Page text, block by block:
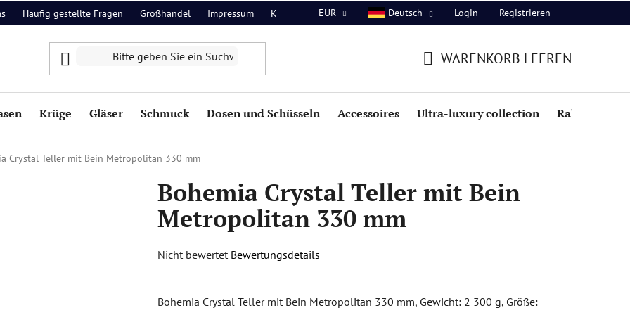
Häufig gestellte Fragen Großhandel Impressum Kontakt EUR Deutsch Login Registrieren
WARENKORB LEEREN
Krüge Gläser Schmuck Dosen und Schüsseln Accessoires Ultra-luxury collection Rabatte
Crystal Teller mit Bein Metropolitan 330 mm
Bohemia Crystal Teller mit Bein
Metropolitan 330 mm
Die
ist
Nicht bewertet Bewertungsdetails
Bohemia Crystal Teller mit Bein Metropolitan 330 mm, Gewicht: 2 300 g, Größe: